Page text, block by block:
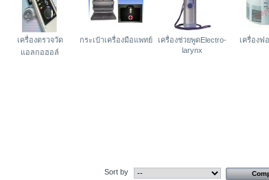
เครื่องตรวจวัด
แอลกอฮอล์
กระเป๋าเครื่องมือแพทย์
เครื่องช่วยพูดElectro-
larynx
เครื่องฟ
Sort by